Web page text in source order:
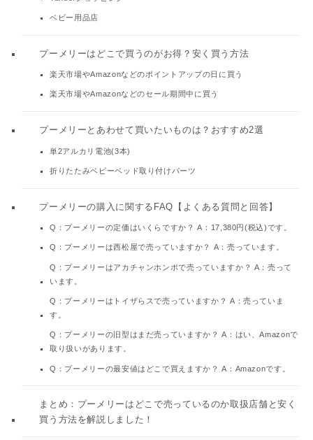
ベビー用品店
プーメリーはどこで買うのがお得？安く買う方法
楽天市場やAmazonなどのポイントアップの日に買う
楽天市場やAmazonなどのセール期間中に買う
プーメリーとあわせて買いたいものは？おすすめ2選
単2アルカリ電池(3本)
折りたたみベビーベッド取り付けパーツ
プーメリーの購入に関するFAQ【よくある質問と回答】
Q：プーメリーの定価はいくらですか？ A：17,380円(税込)です。
Q：プーメリーは西松屋で売っていますか？ A：売っています。
Q：プーメリーはアカチャンホンポで売っていますか？ A：売って
います。
Q：プーメリーはトイザらスで売っていますか？ A：売っていま
す。
Q：プーメリーの旧型はまだ売っていますか？ A：はい、Amazonで
取り扱いがあります。
Q：プーメリーの最安値はどこで買えますか？ A：Amazonです。
まとめ：プーメリーはどこで売っているのか取扱店舗と安く
買う方法を解説しました！